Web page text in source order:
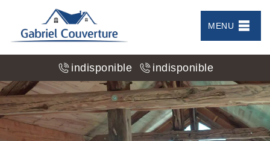
MENU
indisponible indisponible